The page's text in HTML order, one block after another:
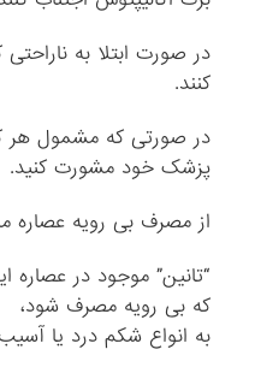
در صورت ابتلا به
کنند.
در صورتی که مشمول هر
پزشک خود مشورت کنید.
از مصرف بی رویه عصاره
“تانین” موجود در عصاره
که بی رویه مصرف شود،
به انواع شکم درد یا